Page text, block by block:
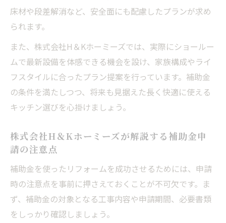
費用を最適化
減のコツ
補助金を使った岐阜県岐阜市のリフォーム
予算管理術
キッチンリフォームの費用と補助金利用方
法の解説
用例
床材や段差解消など、安全面にも配慮したプランが求め
られます。
また、株式会社H＆Kホーミーズでは、実際にショールー
ムで最新設備を体感できる機会を設け、家族構成やライ
フスタイルに合ったプラン提案を行っています。補助金
の条件を満たしつつ、将来も見据えた長く快適に使える
キッチン選びを心掛けましょう。
株式会社H＆Kホーミーズが解説する補助金申
請の注意点
補助金を使ったリフォームを成功させるためには、申請
時の注意点を事前に押さえておくことが不可欠です。ま
ず、補助金の対象となる工事内容や申請期間、必要書類
をしっかり確認しましょう。